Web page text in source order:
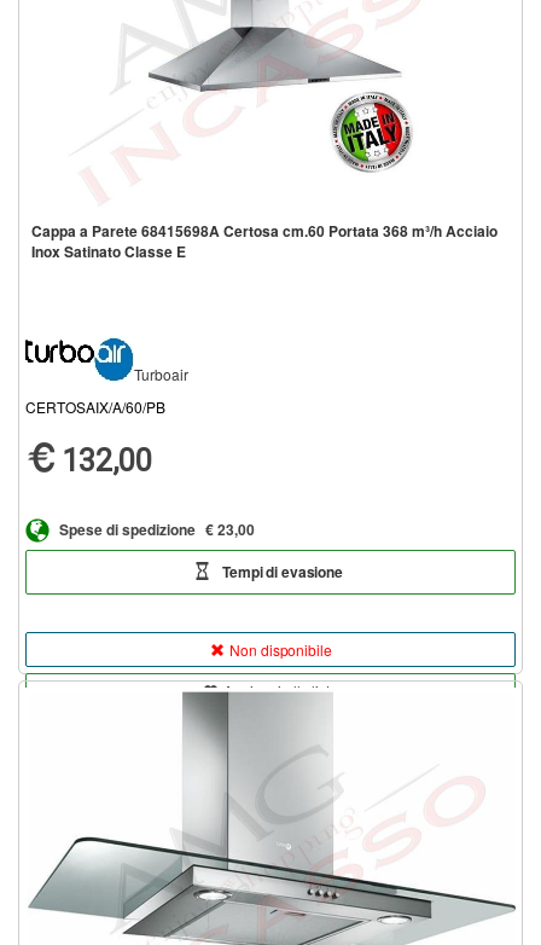
Cappa a Parete 68415698A Certosa cm.60 Portata 368 m³/h Acciaio
Inox Satinato Classe E
Turboair
CERTOSAIX/A/60/PB
132,00
Spese di spedizione € 23,00
Tempi di evasione
Non disponibile
Aggiungi alla lista